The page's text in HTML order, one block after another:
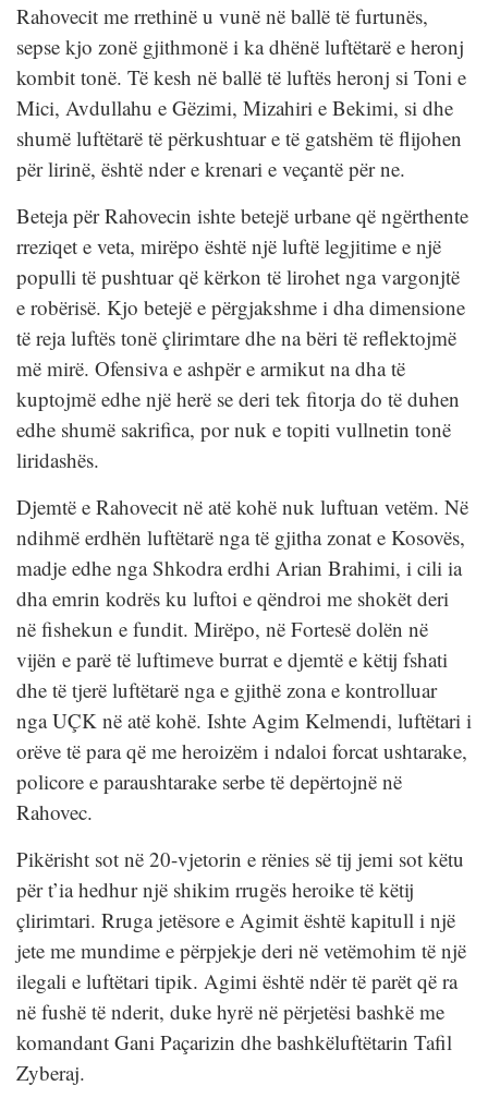
Rahovecit me rrethinë u vunë në ballë të furtunës,
sepse kjo zonë gjithmonë i ka dhënë luftëtarë e heronj
kombit tonë. Të kesh në ballë të luftës heronj si Toni e
Mici, Avdullahu e Gëzimi, Mizahiri e Bekimi, si dhe
shumë luftëtarë të përkushtuar e të gatshëm të flijohen
për lirinë, është nder e krenari e veçantë për ne.
Beteja për Rahovecin ishte betejë urbane që ngërthente
rreziqet e veta, mirëpo është një luftë legjitime e një
populli të pushtuar që kërkon të lirohet nga vargonjtë
e robërisë. Kjo betejë e përgjakshme i dha dimensione
të reja luftës tonë çlirimtare dhe na bëri të reflektojmë
më mirë. Ofensiva e ashpër e armikut na dha të
kuptojmë edhe një herë se deri tek fitorja do të duhen
edhe shumë sakrifica, por nuk e topiti vullnetin tonë
liridashës.
Djemtë e Rahovecit në atë kohë nuk luftuan vetëm. Në
ndihmë erdhën luftëtarë nga të gjitha zonat e Kosovës,
madje edhe nga Shkodra erdhi Arian Brahimi, i cili ia
dha emrin kodrës ku luftoi e qëndroi me shokët deri
në fishekun e fundit. Mirëpo, në Fortesë dolën në
vijën e parë të luftimeve burrat e djemtë e këtij fshati
dhe të tjerë luftëtarë nga e gjithë zona e kontrolluar
nga UÇK në atë kohë. Ishte Agim Kelmendi, luftëtari i
orëve të para që me heroizëm i ndaloi forcat ushtarake,
policore e paraushtarake serbe të depërtojnë në
Rahovec.
Pikërisht sot në 20-vjetorin e rënies së tij jemi sot këtu
për t’ia hedhur një shikim rrugës heroike të këtij
çlirimtari. Rruga jetësore e Agimit është kapitull i një
jete me mundime e përpjekje deri në vetëmohim të një
ilegali e luftëtari tipik. Agimi është ndër të parët që ra
në fushë të nderit, duke hyrë në përjetësi bashkë me
komandant Gani Paçarizin dhe bashkëluftëtarin Tafil
Zyberaj.